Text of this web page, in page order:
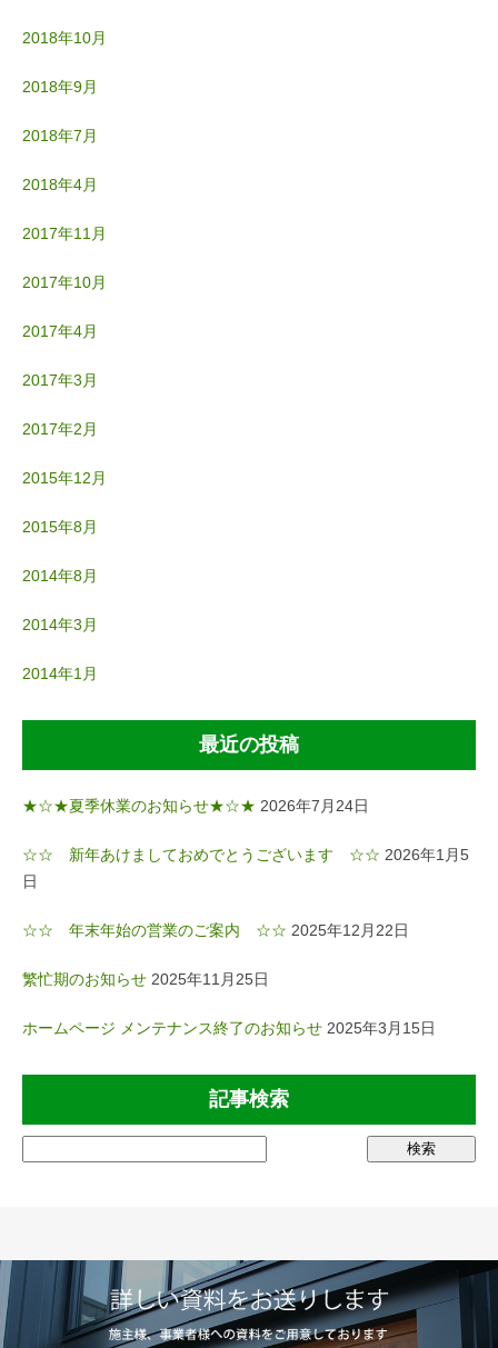
2018年10月
2018年9月
2018年7月
2018年4月
2017年11月
2017年10月
2017年4月
2017年3月
2017年2月
2015年12月
2015年8月
2014年8月
2014年3月
2014年1月
最近の投稿
★☆★夏季休業のお知らせ★☆★ 2026年7月24日
☆☆ 新年あけましておめでとうございます ☆☆ 2026年1月5
日
☆☆ 年末年始の営業のご案内 ☆☆ 2025年12月22日
繁忙期のお知らせ 2025年11月25日
ホームページ メンテナンス終了のお知らせ 2025年3月15日
記事検索
索: